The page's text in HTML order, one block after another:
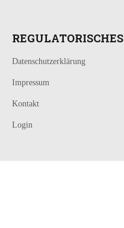
REGULATORISCHES
Datenschutzerklärung
Impressum
Kontakt
Login